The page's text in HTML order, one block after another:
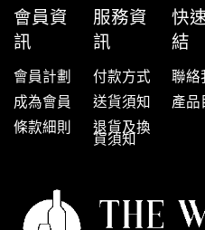
會員資
訊
會員計劃
成為會員
條款細則
服務資
訊
付款方式
送貨須知
退貨及換
貨須知
快
結
聯絡
產品